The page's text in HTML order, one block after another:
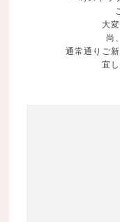
大
尚
通常通りご
宜